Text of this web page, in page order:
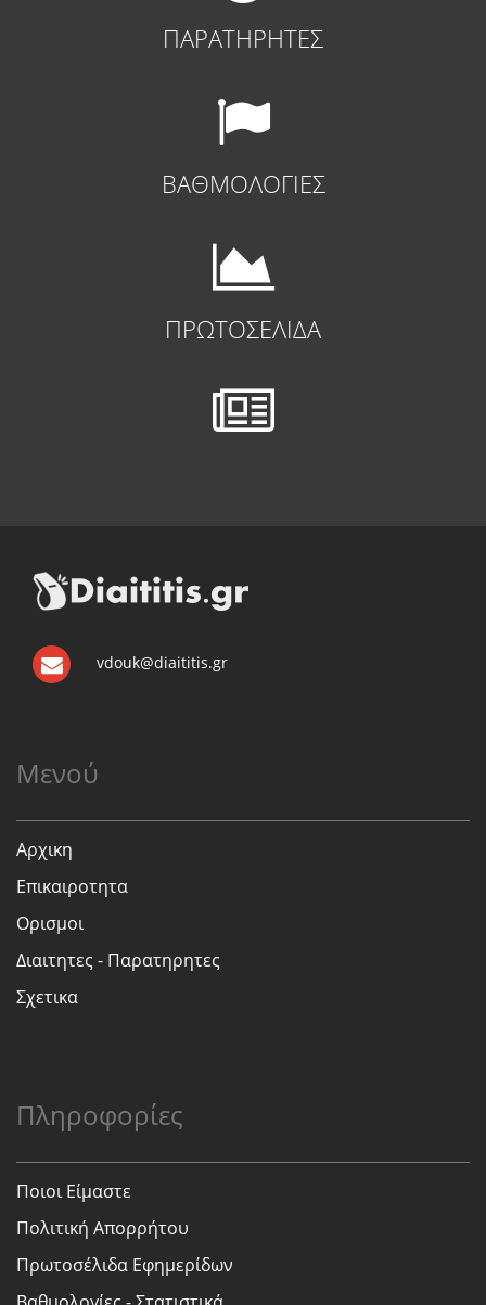
ΠΑΡΑΤΗΡΗΤΕΣ
ΒΑΘΜΟΛΟΓΙΕΣ
ΠΡΩΤΟΣΕΛΙΔΑ
vdouk@diaititis.gr
Μενού
Αρχικη
Επικαιροτητα
Ορισμοι
Διαιτητες - Παρατηρητες
Σχετικα
Πληροφορίες
Ποιοι Είμαστε
Πολιτική Απορρήτου
Πρωτοσέλιδα Εφημερίδων